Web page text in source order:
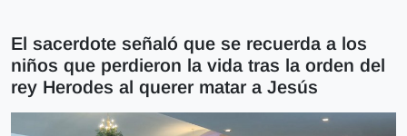
El sacerdote señaló que se recuerda a los
niños que perdieron la vida tras la orden del
rey Herodes al querer matar a Jesús